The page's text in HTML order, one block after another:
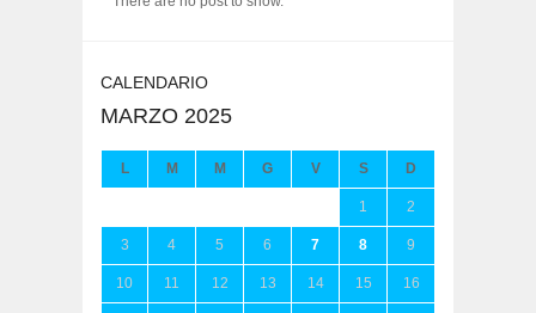
CALENDARIO
MARZO 2025
L M M G V S D
1 2
3 4 5 6 7 8 9
10 11 12 13 14 15 16